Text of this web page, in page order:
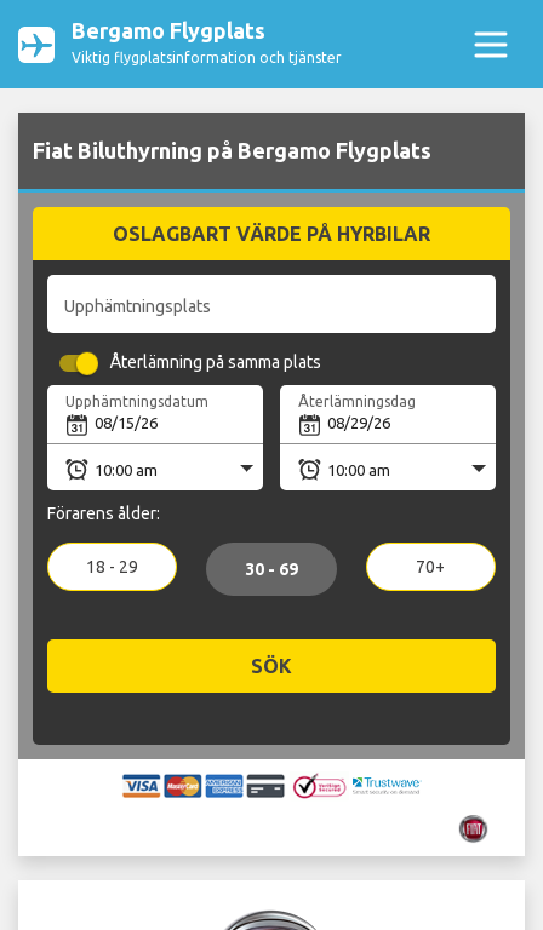
Bergamo Flygplats
Viktig flygplatsinformation och tjänster
Fiat Biluthyrning på Bergamo Flygplats
OSLAGBART VÄRDE PÅ HYRBILAR
Upphämtningsplats
Återlämning på samma plats
Upphämtningsdatum Återlämningsdag
Förarens ålder:
18 - 29 30 - 69 70+
SÖK